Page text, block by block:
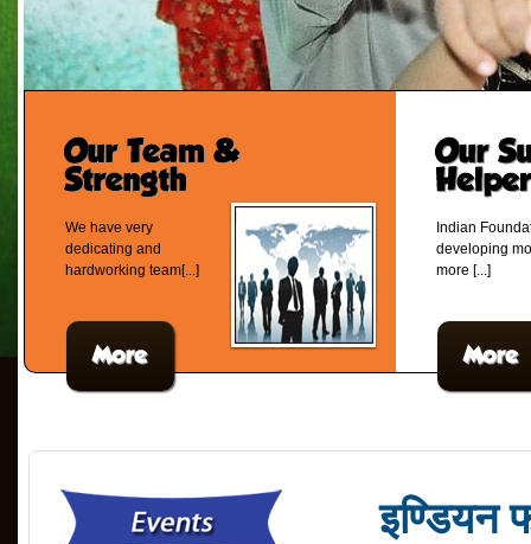
We have very
dedicating and
hardworking team[...]
Indian
developing
more [...]
इण्डियन